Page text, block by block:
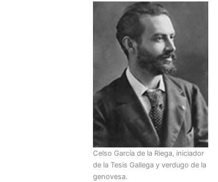
Celso García de la Riega, iniciador
de la Tesis Gallega y verdugo de la
genovesa.